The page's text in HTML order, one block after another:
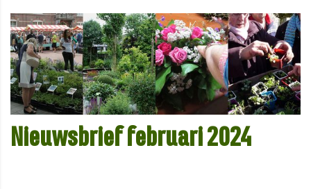
Nieuwsbrief februari 2024